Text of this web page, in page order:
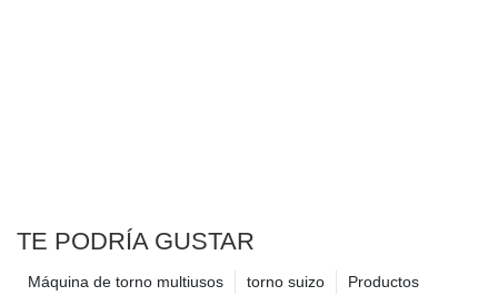
TE PODRÍA GUSTAR
Productos
torno suizo
Máquina de torno multiusos